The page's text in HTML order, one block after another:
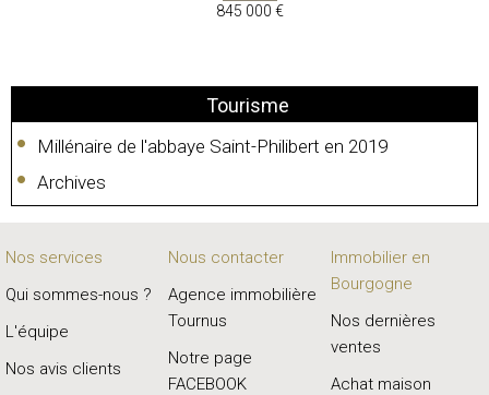
845 000 €
Tourisme
Millénaire de l'abbaye Saint-Philibert en 2019
Archives
Nos services
Qui sommes-nous ?
L'équipe
Nos avis clients
Nous contacter
Agence immobilière
Tournus
Notre page
FACEBOOK
Immobilier en
Bourgogne
Nos dernières
ventes
Achat maison